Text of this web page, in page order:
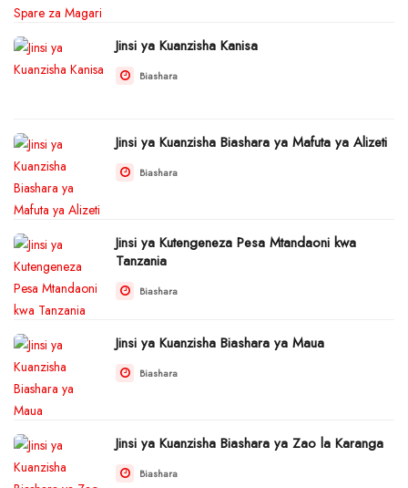
Jinsi ya Kuanzisha Kanisa
Biashara
Jinsi ya Kuanzisha Biashara ya Mafuta ya Alizeti
Biashara
Jinsi ya Kutengeneza Pesa Mtandaoni kwa
Tanzania
Biashara
Jinsi ya Kuanzisha Biashara ya Maua
Biashara
Jinsi ya Kuanzisha Biashara ya Zao la Karanga
Biashara